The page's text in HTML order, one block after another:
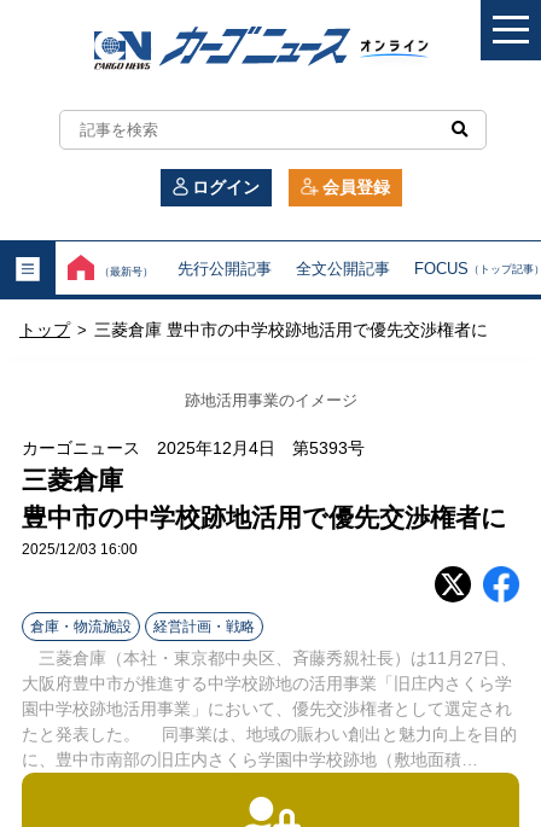
カ
ー
ニ
ュ
オ
ン
ラ
イ
ン
ログイン 会員登録
（最新号） 先行公開記事 全文公開記事 FOCUS （トップ記事
トップ > 三菱倉庫 豊中市の中学校跡地活用で優先交渉権者に
跡地活用事業のイメージ
カーゴニュース 2025年12月4日 第5393号
三菱倉庫
豊中市の中学校跡地活用で優先交渉権者に
2025/12/03 16:00
倉庫・物流施設 経営計画・戦略
三菱倉庫（本社・東京都中央区、斉藤秀親社長）は11月27日、
大阪府豊中市が推進する中学校跡地の活用事業「旧庄内さくら学
園中学校跡地活用事業」において、優先交渉権者として選定され
たと発表した。 同事業は、地域の賑わい創出と魅力向上を目的
に、豊中市南部の旧庄内さくら学園中学校跡地（敷地面積…